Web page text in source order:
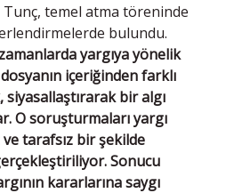
Tunç, temel atma töreninde
bulundu.
yargıya yönelik
içeriğinden farklı
bir algı
O soruşturmaları yargı
ve tarafsız bir şekilde
Sonucu
kararlarına saygı